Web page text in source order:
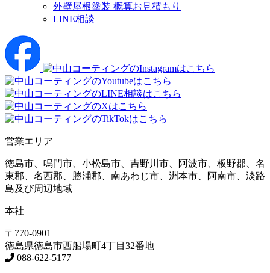
外壁屋根塗装 概算お見積もり
LINE相談
営業エリア
徳島市、鳴門市、小松島市、吉野川市、阿波市、板野郡、名
東郡、名西郡、勝浦郡、南あわじ市、洲本市、阿南市、淡路
島及び周辺地域
本社
〒770-0901
徳島県徳島市西船場町4丁目32番地
088-622-5177